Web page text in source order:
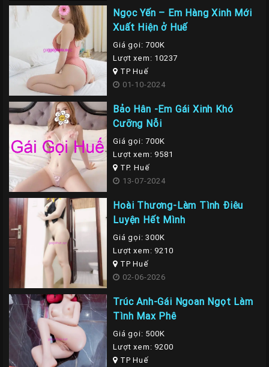
Ngọc Yến – Em Hàng Xinh Mới
Xuất Hiện ở Huế
Giá gọi: 700K
Lượt xem: 10237
TP Huế
01-10-2024
Bảo Hân -Em Gái Xinh Khó
Cưỡng Nỗi
Giá gọi: 700K
Lượt xem: 9581
TP. Huế
13-07-2024
Hoài Thương-Làm Tình Điêu
Luyện Hết Mình
Giá gọi: 300K
Lượt xem: 9210
TP Huế
02-06-2026
Trúc Anh-Gái Ngoan Ngọt Làm
Tình Max Phê
Giá gọi: 500K
Lượt xem: 9200
TP Huế